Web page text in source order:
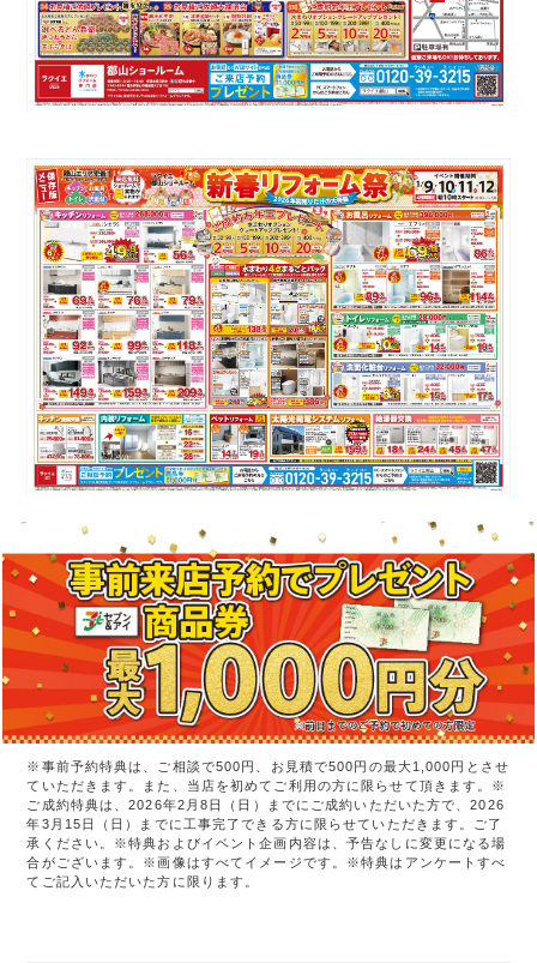
※事前予約特典は、ご相談で500円、お見積で500円の最大1,000円とさせ
ていただきます。また、当店を初めてご利用の方に限らせて頂きます。※
ご成約特典は、2026年2月8日（日）までにご成約いただいた方で、2026
年3月15日（日）までに工事完了できる方に限らせていただきます。ご了
承ください。※特典およびイベント企画内容は、予告なしに変更になる場
合がございます。※画像はすべてイメージです。※特典はアンケートすべ
てご記入いただいた方に限ります。